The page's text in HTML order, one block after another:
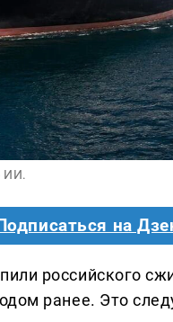
ИИ.
Подписаться на
российского
ранее. Это